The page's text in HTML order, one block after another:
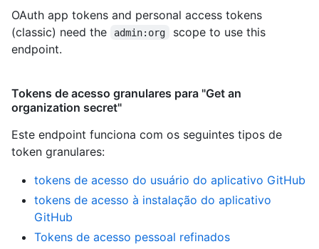
OAuth app tokens and personal access tokens
(classic) need the
admin:org
scope to use this
endpoint.
Tokens de acesso granulares para "Get an
organization secret"
Este endpoint funciona com os seguintes tipos de
token granulares:
tokens de acesso do usuário do aplicativo GitHub
tokens de acesso à instalação do aplicativo
GitHub
Tokens de acesso pessoal refinados